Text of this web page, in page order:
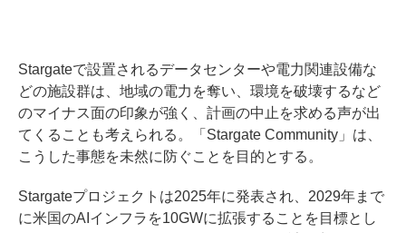
Stargateで設置されるデータセンターや電力関連設備な
どの施設群は、地域の電力を奪い、環境を破壊するなど
のマイナス面の印象が強く、計画の中止を求める声が出
てくることも考えられる。「Stargate Community」は、
こうした事態を未然に防ぐことを目的とする。
Stargateプロジェクトは2025年に発表され、2029年まで
に米国のAIインフラを10GWに拡張することを目標とし